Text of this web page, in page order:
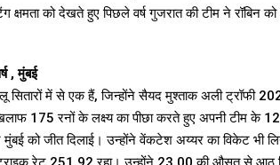
क्षमता को देखते हुए पिछले वर्ष गुजरात की टीम ने
, मुंबई
में से एक हैं, जिन्होंने सैयद मुश्ताक अली ट्रॉफी
175 रनों के लक्ष्य का पीछा करते हुए अपनी टीम
को जीत दिलाई। उन्होंने वेंकटेश अय्यर का विकेट भी